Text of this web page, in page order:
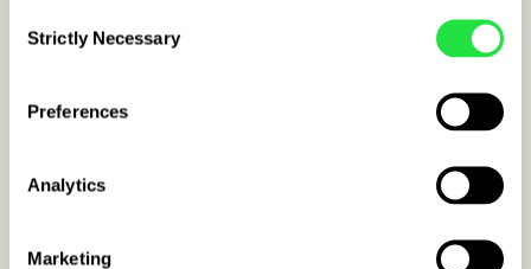
Selection
Strictly Necessary
Preferences
Analytics
Marketing
voor Andorre:
ADkkBBBBCCCCCCCCCCCCCCCC